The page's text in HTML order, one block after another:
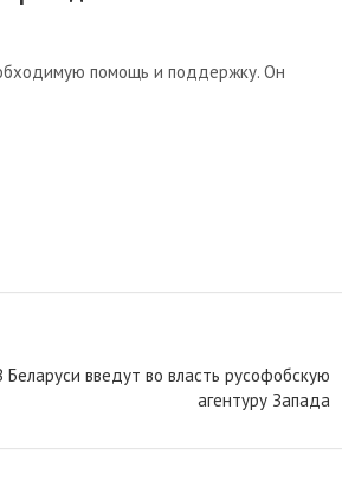
помощь и поддержку. Он
Беларуси введут во власть русофобскую
агентуру Запада